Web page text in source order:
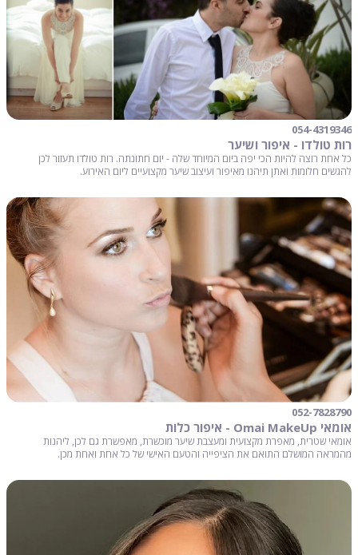
054-4319346
רות טולדו - איפור ושיער
כל אחת רוצה להיות הכי יפה ביום המיוחד שלה - יום חתונתה. רות טולדו תעזור לכן
להגשים חלומות ואתן תיהנו מאיפור ועיצוב שיער מקצועיים ליום האירוע.
052-7828790
אומאי Omai MakeUp - איפור כלות
אומאי שטרית, מאפרת מקצועית ומעצבת שיער מוכשרת, מאפשרת גם לכן, ליהנות
מהמראה המושלם התואם את הציפייה והטעם האישי של כל אחת ואחת מכן.